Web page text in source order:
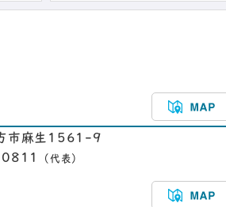
市麻生1561-9
（代表）